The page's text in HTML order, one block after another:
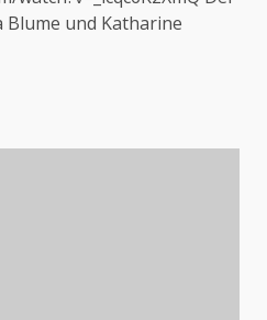
Blume und Katharine